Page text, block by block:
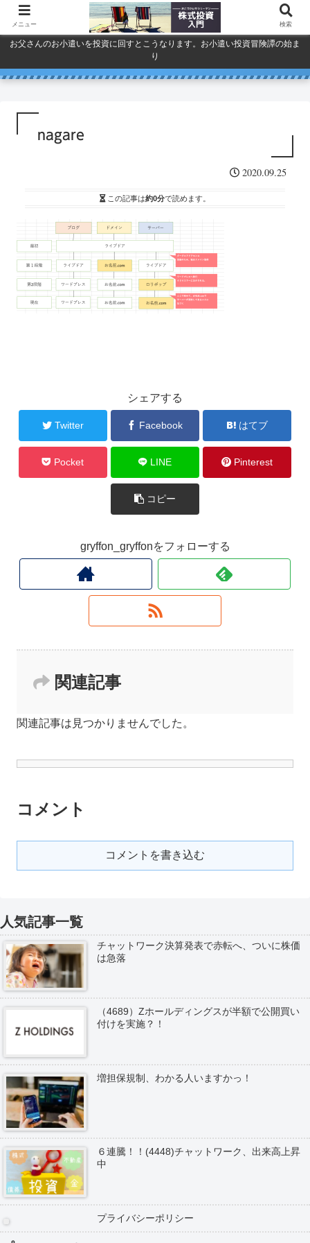
お父さんのお小遣いを投資に回すとこうなります。お小遣い投資冒険譚の始ま
り
nagare
2020.09.25
この記事は約0分で読めます。
シェアする
Twitter Facebook はてブ
Pocket LINE Pinterest
コピー
gryffon_gryffonをフォローする
関連記事
関連記事は見つかりませんでした。
コメント
コメントを書き込む
人気記事一覧
チャットワーク決算発表で赤転へ、ついに株価
は急落
（4689）Zホールディングスが半額で公開買い
付けを実施？！
増担保規制、わかる人いますかっ！
６連騰！！(4448)チャットワーク、出来高上昇
中
プライバシーポリシー
メニュー 検索